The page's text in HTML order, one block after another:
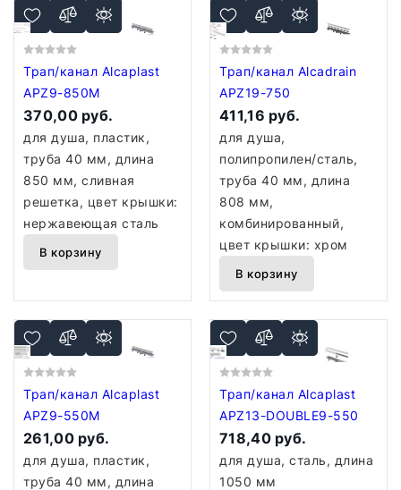
Трап/канал Alcaplast
APZ9-850M
370,00 руб.
для душа, пластик,
труба 40 мм, длина
850 мм, сливная
решетка, цвет крышки:
нержавеющая сталь
В корзину
Трап/канал Alcadrain
APZ19-750
411,16 руб.
для душа,
полипропилен/сталь,
труба 40 мм, длина
808 мм,
комбинированный,
цвет крышки: хром
В корзину
Трап/канал Alcaplast
APZ9-550M
261,00 руб.
для душа, пластик,
труба 40 мм, длина
Трап/канал Alcaplast
APZ13-DOUBLE9-550
718,40 руб.
для душа, сталь, длина
1050 мм